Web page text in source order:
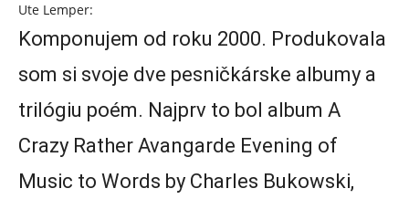
Ute Lemper:
Komponujem od roku 2000. Produkovala
som si svoje dve pesničkárske albumy a
trilógiu poém. Najprv to bol album A
Crazy Rather Avangarde Evening of
Music to Words by Charles Bukowski,